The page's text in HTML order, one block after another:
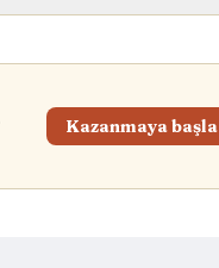
Kazanmaya başla